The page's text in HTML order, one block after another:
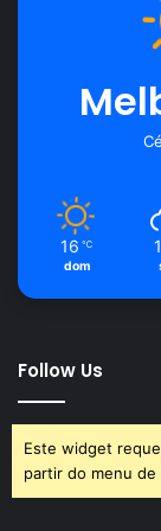
16 ℃
dom
Follow Us
Este widget
partir do menu de